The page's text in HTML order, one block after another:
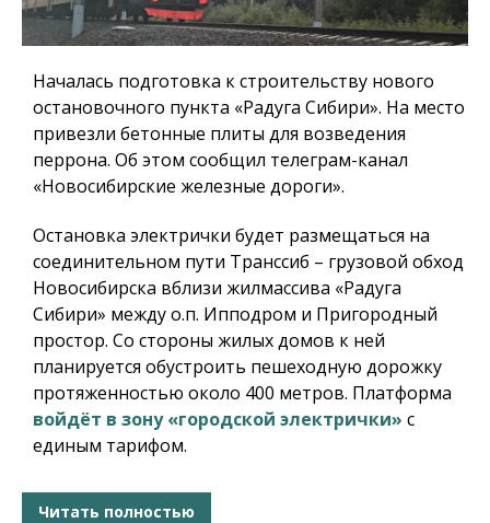
Началась подготовка к строительству нового
остановочного пункта «Радуга Сибири». На место
привезли бетонные плиты для возведения
перрона. Об этом сообщил телеграм-канал
«Новосибирские железные дороги».
Остановка электрички будет размещаться на
соединительном пути Транссиб – грузовой обход
Новосибирска вблизи жилмассива «Радуга
Сибири» между о.п. Ипподром и Пригородный
простор. Со стороны жилых домов к ней
планируется обустроить пешеходную дорожку
протяженностью около 400 метров. Платформа
войдёт в зону «городской электрички» с
единым тарифом.
Читать полностью